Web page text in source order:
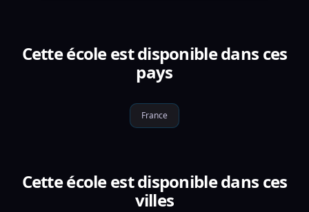
Cette école est disponible dans ces
pays
France
Cette école est disponible dans ces
villes